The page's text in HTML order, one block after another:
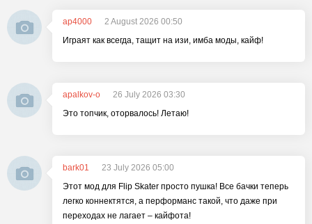
ap4000
2 August 2026 00:50
Играят как всегда, тащит на изи, имба моды, кайф!
apalkov-o
26 July 2026 03:30
Это топчик, оторвалось! Летаю!
bark01
23 July 2026 05:00
Этот мод для Flip Skater просто пушка! Все бачки теперь
легко коннектятся, а перформанс такой, что даже при
переходах не лагает – кайфота!